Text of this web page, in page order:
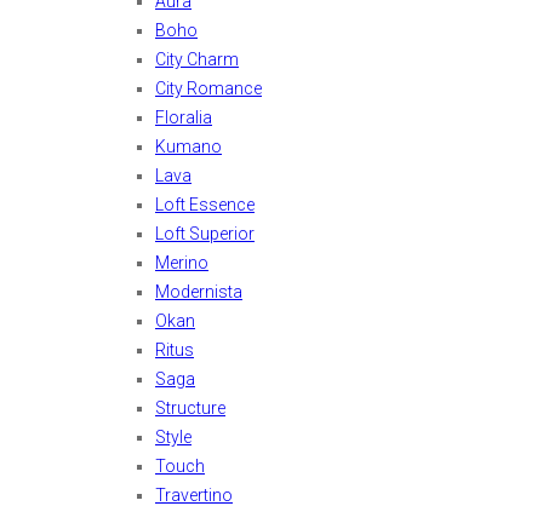
Boho
City Charm
City Romance
Floralia
Kumano
Lava
Loft Essence
Loft Superior
Merino
Modernista
Okan
Ritus
Saga
Structure
Style
Touch
Travertino